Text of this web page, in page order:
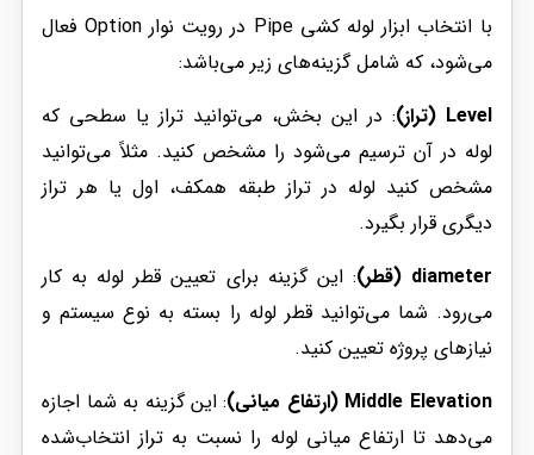
با انتخاب ابزار لوله کشی Pipe در رویت نوار Option فعال
می‌شود، که شامل گزینه‌های زیر می‌باشد:
Level (تراز)
: در این بخش، می‌توانید تراز یا سطحی که
لوله در آن ترسیم می‌شود را مشخص کنید. مثلاً می‌توانید
مشخص کنید لوله در تراز طبقه همکف، اول یا هر تراز
دیگری قرار بگیرد.
diameter (قطر)
: این گزینه برای تعیین قطر لوله به کار
می‌رود. شما می‌توانید قطر لوله را بسته به نوع سیستم و
نیازهای پروژه تعیین کنید.
Middle Elevation (ارتفاع میانی)
: این گزینه به شما اجازه
می‌دهد تا ارتفاع میانی لوله را نسبت به تراز انتخاب‌شده